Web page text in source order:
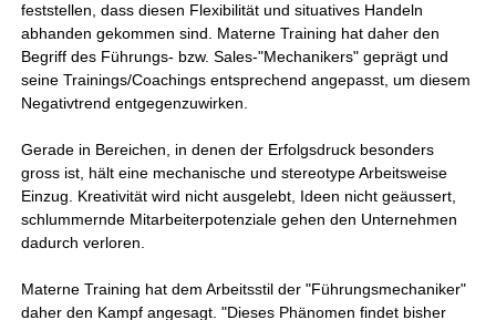
feststellen, dass diesen Flexibilität und situatives Handeln
abhanden gekommen sind. Materne Training hat daher den
Begriff des Führungs- bzw. Sales-"Mechanikers" geprägt und
seine Trainings/Coachings entsprechend angepasst, um diesem
Negativtrend entgegenzuwirken.
Gerade in Bereichen, in denen der Erfolgsdruck besonders
gross ist, hält eine mechanische und stereotype Arbeitsweise
Einzug. Kreativität wird nicht ausgelebt, Ideen nicht geäussert,
schlummernde Mitarbeiterpotenziale gehen den Unternehmen
dadurch verloren.
Materne Training hat dem Arbeitsstil der "Führungsmechaniker"
daher den Kampf angesagt. "Dieses Phänomen findet bisher